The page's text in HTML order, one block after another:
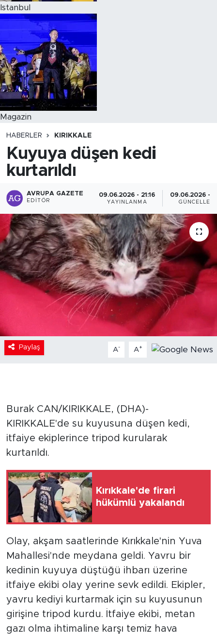
Istanbul
Magazin
HABERLER KIRIKKALE
Kuyuya düşen kedi
kurtarıldı
AVRUPA GAZETE
EDITÖR
09.06.2026 - 21:16
YAYINLANMA
09.06.2026 -
Paylaş A- A+
Burak CAN/KIRIKKALE, (DHA)-
KIRIKKALE'de su kuyusuna düşen kedi,
itfaiye ekiplerince tripod kurularak
kurtarıldı.
Kırıkkale'de firari
hükümlü yakalandı
Olay, akşam saatlerinde Kırıkkale'nin Yuva
Mahallesi'nde meydana geldi. Yavru bir
kedinin kuyuya düştüğü ihbarı üzerine
itfaiye ekibi olay yerine sevk edildi. Ekipler,
yavru kediyi kurtarmak için su kuyusunun
girişine tripod kurdu. İtfaiye ekibi, metan
gazı olma ihtimaline karşı temiz hava